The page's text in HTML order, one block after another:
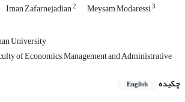
Iman Zafarnejadian2 Meysam Modaressi3
University
of Economics, Management and Administrative
چکیده
English